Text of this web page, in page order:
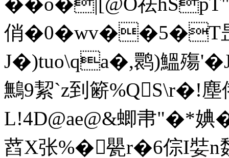
俏�0�wv��5�Т
J�)tuo\qa�,鹮)鰮殤'�
鷡9絜`z到簖%QS\r�!
L!4D@ae@&蝍帇"�*
蓞X张%�甖r�6倧I娤